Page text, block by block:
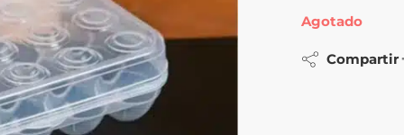
Agotado
Compartir